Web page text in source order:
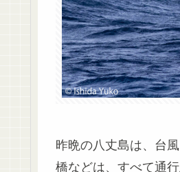
昨晩の八丈島は、台
橋などは、すべて通